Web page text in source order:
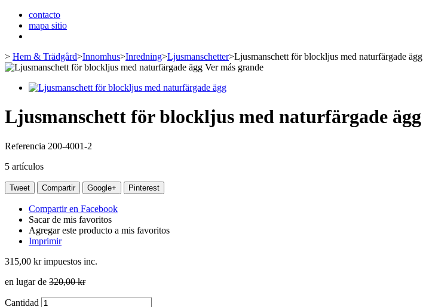
contacto
mapa sitio
> Hem & Trädgård>Innomhus>Inredning>Ljusmanschetter>Ljusmanschett för blockljus med naturfärgade ägg
Ver más grande
Ljusmanschett för blockljus med naturfärgade ägg
Referencia 200-4001-2
5 artículos
Tweet Compartir Google+ Pinterest
Compartir en Facebook
Sacar de mis favoritos
Agregar este producto a mis favoritos
Imprimir
315,00 krimpuestos inc.
en lugar de 320,00 kr
Cantidad